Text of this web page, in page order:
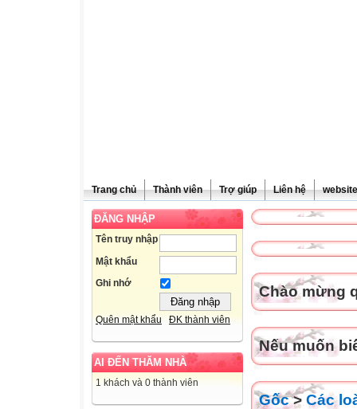
Trang chủ Thành viên Trợ giúp Liên hệ
ĐĂNG NHẬP
Tên truy nhập
Mật khẩu
Ghi nhớ
Quên mật khẩu ĐK thành viên
AI ĐẾN THĂM NHÀ
1 khách và 0 thành viên
Chào mừng
Nếu muốn
Gốc> Các